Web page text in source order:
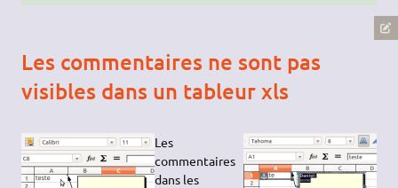
Les commentaires ne sont pas
visibles dans un tableur xls
Les
commentaires
dans les